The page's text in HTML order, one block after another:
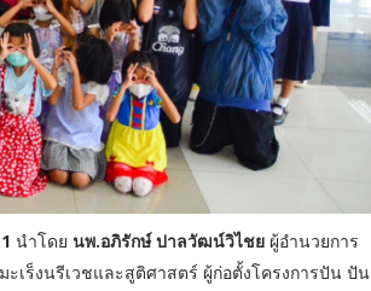
นำโดย นพ.อภิรักษ์ ปาลวัฒน์วิไชย ผู้อำนวยการ
ะเร็งนรีเวชและสูติศาสตร์ ผู้ก่อตั้งโครงการปัน ปัน